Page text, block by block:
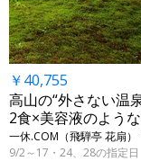
￥40,755
高山の“外さない温
2食×美容液のよう
一休.COM（飛騨亭 花扇）